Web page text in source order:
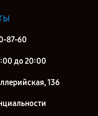
87-60
до 20:00
136